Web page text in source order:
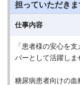
担っていただきま
仕事内容
「患者様の安心を
バーとして活躍しま
糖尿病患者向けの